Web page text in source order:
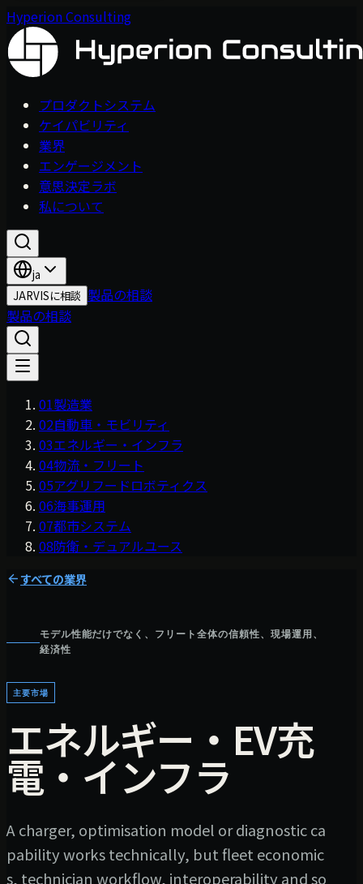
Hyperion Consulting
プロダクトシステム
ケイパビリティ
業界
エンゲージメント
意思決定ラボ
私について
ja
JARVISに相談 製品の相談
製品の相談
01製造業
02自動車・モビリティ
03エネルギー・インフラ
04物流・フリート
05アグリフードロボティクス
06海事運用
07都市システム
08防衛・デュアルユース
すべての業界
モデル性能だけでなく、フリート全体の信頼性、現場運用、
経済性
主要市場
エネルギー・EV充
電・インフラ
A charger, optimisation model or diagnostic ca
pability works technically, but fleet economic
s, technician workflow, interoperability and so